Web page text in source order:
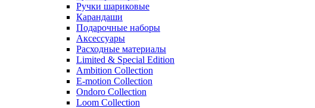
Ручки шариковые
Карандаши
Подарочные наборы
Аксессуары
Расходные материалы
Limited & Special Edition
Ambition Collection
E-motion Collection
Ondoro Collection
Loom Collection